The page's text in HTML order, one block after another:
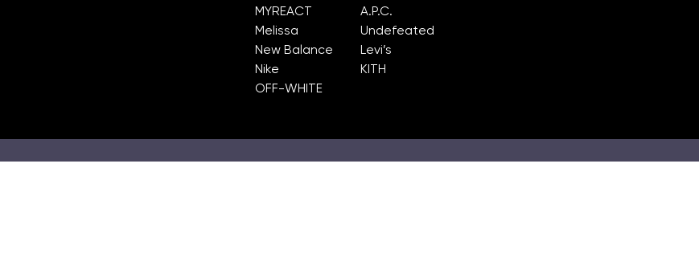
MYREACT
Melissa
New Balance
Nike
OFF-WHITE
A.P.C.
Undefeated
Levi’s
KITH